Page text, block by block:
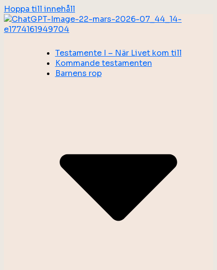
Hoppa till innehåll
Testamente I – När Livet kom till
Kommande testamenten
Barnens rop